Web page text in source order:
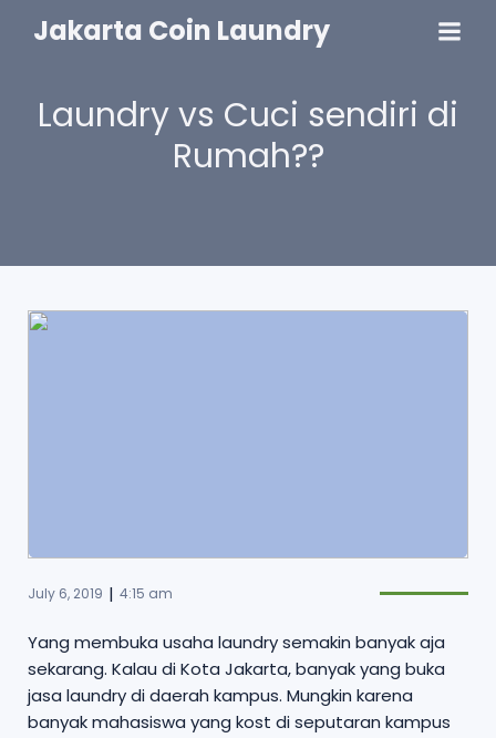
Jakarta Coin Laundry
Laundry vs Cuci sendiri di
Rumah??
July 6, 2019 | 4:15 am
Yang membuka usaha laundry semakin banyak aja
sekarang. Kalau di Kota Jakarta, banyak yang buka
jasa laundry di daerah kampus. Mungkin karena
banyak mahasiswa yang kost di seputaran kampus